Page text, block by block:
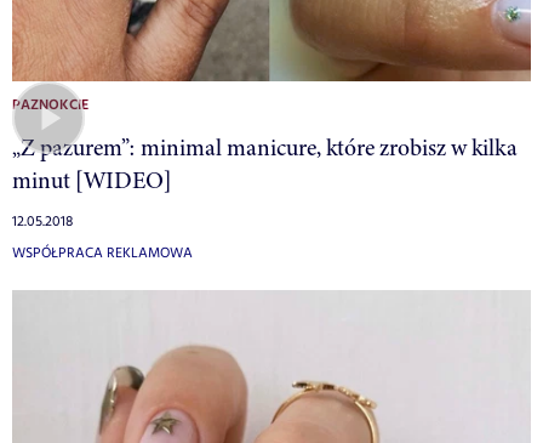
PAZNOKCIE
„Z pazurem”: minimal manicure, które zrobisz w kilka
minut [WIDEO]
12.05.2018
WSPÓŁPRACA REKLAMOWA